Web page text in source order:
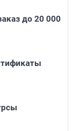
до 20 000